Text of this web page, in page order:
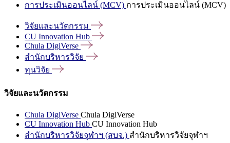
การประเมินออนไลน์ (MCV) การประเมินออนไลน์ (MCV)
วิจัยและนวัตกรรม
CU Innovation Hub
Chula DigiVerse
สำนักบริหารวิจัย
ทุนวิจัย
วิจัยและนวัตกรรม
Chula DigiVerse Chula DigiVerse
CU Innovation Hub CU Innovation Hub
สำนักบริหารวิจัยจุฬาฯ (สบจ.) สำนักบริหารวิจัยจุฬาฯ